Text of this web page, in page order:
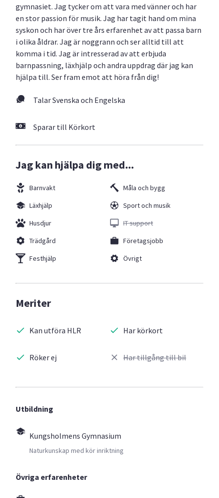
gymnasiet. Jag tycker om att vara med vänner och har
en stor passion för musik. Jag har tagit hand om mina
syskon och har över tre års erfarenhet av att passa barn
i olika åldrar. Jag är noggrann och ser alltid till att
komma i tid. Jag är intresserad av att erbjuda
barnpassning, läxhjälp och andra uppdrag där jag kan
hjälpa till. Ser fram emot att höra från dig!
Talar Svenska och Engelska
Sparar till Körkort
Jag kan hjälpa dig med...
Barnvakt
Läxhjälp
Husdjur
Trädgård
Festhjälp
Måla och bygg
Sport och musik
IT support
Företagsjobb
Övrigt
Meriter
Kan utföra HLR
Röker ej
Har körkort
Har tillgång till bil
Utbildning
Kungsholmens Gymnasium
Naturkunskap med kör inriktning
Övriga erfarenheter